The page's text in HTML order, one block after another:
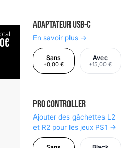
Adaptateur USB-C
En savoir plus →
Sans
+0,00 €
Avec
+15,00 €
Pro Controller
Ajouter des gâchettes L2
et R2 pour les jeux PS1 →